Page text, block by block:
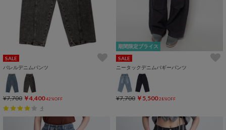
SALE
バレルデニムパンツ
¥7,700 ￥4,400 42%OFF
4
期間限定プライス
SALE
ニータックデニムバギーパンツ
¥7,700 ￥5,500 28%OFF